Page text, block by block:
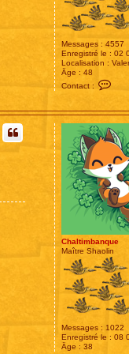
Messages : 4557
Enregistré le : 02
Localisation :
Âge : 48
Contact :
t
c
t
e
r
T
E
E
G
E
R
5
Chaltimbanque
Maître Shaolin
Messages : 1022
Enregistré le : 08
Âge : 38